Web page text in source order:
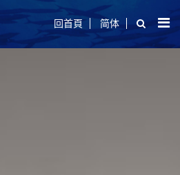
回首頁 简体